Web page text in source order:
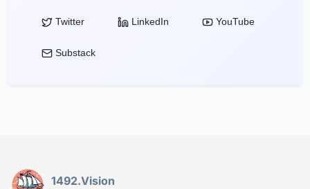
Twitter LinkedIn YouTube
Substack
1492.Vision